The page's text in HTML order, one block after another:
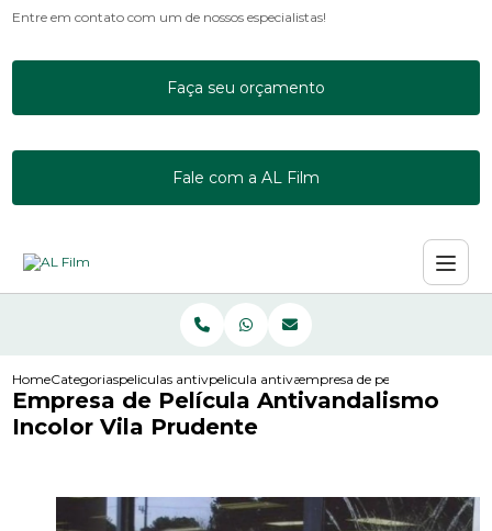
Entre em contato com um de nossos especialistas!
Faça seu orçamento
Fale com a AL Film
HomeCategoriaspeliculas antivandalismopelicula antivandalismo incolor ps8
empresa de pelicula
Empresa de Película Antivandalismo
Incolor Vila Prudente